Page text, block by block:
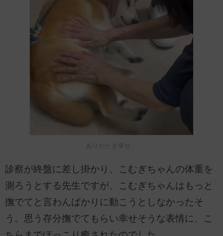
ありがたき幸せ…
診察が終盤に差し掛かり、こむぎちゃんの体重を
測ろうとする先生ですが、こむぎちゃんはもっと
撫でてと言わんばかりに動こうとしなかったそ
う。思う存分撫でてもらい幸せそうな表情に、こ